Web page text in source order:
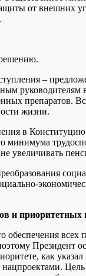
от внешних
–
руководителям
препаратов.
жизни.
в
увеличивать
и приоритетных
всех
Президент
как